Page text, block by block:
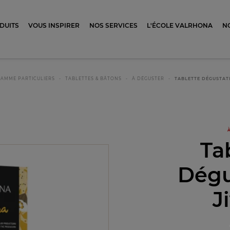
VOUS INSPIRER NOS SERVICES L'ÉCOLE VALRHONA
PARTICULIERS TABLETTES & BÂTONS À DÉGUSTER TABLETTE